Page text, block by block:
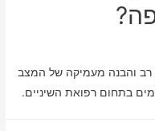
רב והבנה מעמיקה של המצב
בתחום רפואת השיניים.